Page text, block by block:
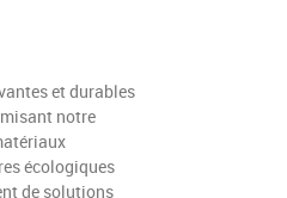
et durables
notre
écologiques
de solutions